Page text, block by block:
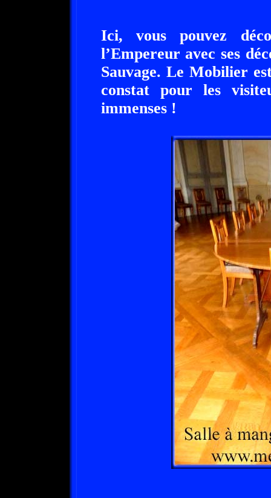
Ici, vous pouvez
l’Empereur avec ses
Sauvage. Le Mobilier
constat pour les
immenses !